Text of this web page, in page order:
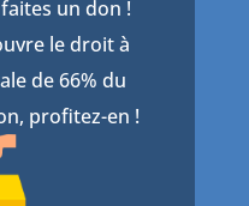
un don !
le droit à
de 66% du
profitez-en !